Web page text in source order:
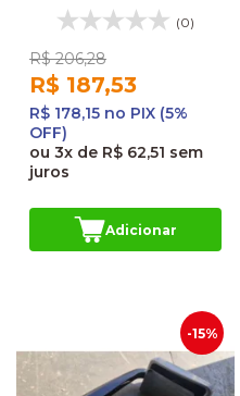
(0)
R$ 206,28
R$ 187,53
R$ 178,15 no PIX (5%
OFF)
ou 3x de R$ 62,51 sem
juros
Adicionar
-15%